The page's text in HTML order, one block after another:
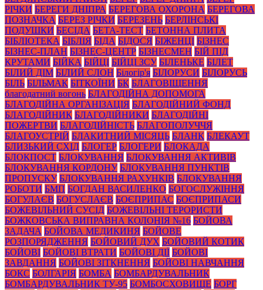
РІЧКИ БЕРЕГИ ДНІПРА БЕРЕГОВА ОХОРОНА БЕРЕГОВА
ПОЗНАЧКА БЕРЕЗ РІЧКИ БЕРЕЗЕНЬ БЕРЛІНСЬКІ
ПОДУШКИ БЕСІДА БЕТА-ТЕСТ БЕТОННА ПЛИТА
БІБЛІОТЕКА БІБЛІЯ БІДА БІДОСЯ БІЖЕНЦІ БІЗНЕС
БІЗНЕС-ПЛАН БІЗНЕС-ЦЕНТР БІЗНЕСМЕН БІЙ ПІД
КРУТАМИ БІЙКА БІЙЦІ БІЙЦІ ЗСУ БІЛЕНЬКЕ БІЛЕТ
БІЛИЙ ДІМ БІЛИЙ СЛОН Білогір'я БІЛОРУСИ БІЛОРУСЬ
БІЛЬ БІЛЬМАК БІТКОЇНИ БК БЛАГОВІЩЕННЯ
благодатний вогонь БЛАГОДІЙНА ДОПОМОГА
БЛАГОДІЙНА ОРГАНІЗАЦІЯ БЛАГОДІЙНИЙ ФОНД
БЛАГОДІЙНИК БЛАГОДІЙНИКИ БЛАГОДІЙНІ
ПОЖЕРТВИ БЛАГОДІЙНІСТЬ БЛАГОПОЛУЧЧЯ
БЛАГОУСТРІЙ БЛАКИТНИЙ МІСЯЦЬ БЛАНК БЛЕКАУТ
БЛИЗЬКИЙ СХІД БЛОГЕР БЛОГЕРИ БЛОКАДА
БЛОКПОСТ БЛОКУВАННЯ БЛОКУВАННЯ АКТИВІВ
БЛОКУВАННЯ КОРДОНУ БЛОКУВАННЯ ПУНКТІВ
ПРОПУСКУ БЛОКУВАННЯ РАХУНКІВ БЛОКУВАННЯ
РОБОТИ БМП БОГДАН ВАСИЛЕНКО БОГОСЛУЖІННЯ
БОГУЛАЄВ БОГУСЛАЄВ БОЄПРИПАС БОЄПРИПАСИ
БОЖЕВІЛЬНИЙ СУСІД БОЖЕВІЛЬНІ ТЕРОРИСТИ
БОЖКОВСЬКА ВИПРАВНА КОЛОНІЯ №16 БОЙОВА
ЗАДАЧА БОЙОВА МЕДИКИНЯ БОЙОВЕ
РОЗПОРЯДЖЕННЯ БОЙОВИЙ ДУХ БОЙОВИЙ КОТИК
БОЙОВІ БОЙОВІ ВТРАТИ БОЙОВІ ДІЇ БОЙОВІ
ЗАВДАННЯ БОЙОВІ ЗІТКНЕННЯ БОЙОВІ НАВЧАННЯ
БОКС БОЛГАРІЯ БОМБА БОМБАРДУВАЛЬНИК
БОМБАРДУВАЛЬНИК ТУ-95 БОМБОСХОВИЩЕ БОРГ